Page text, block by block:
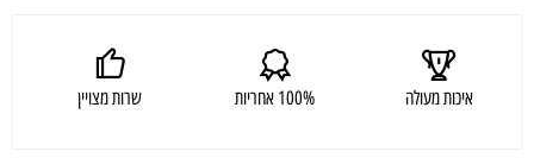
איכות מעולה 100% אחריות שרות מצויין